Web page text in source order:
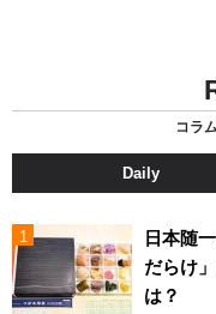
コラ
Daily
日本随
だらけ
は？